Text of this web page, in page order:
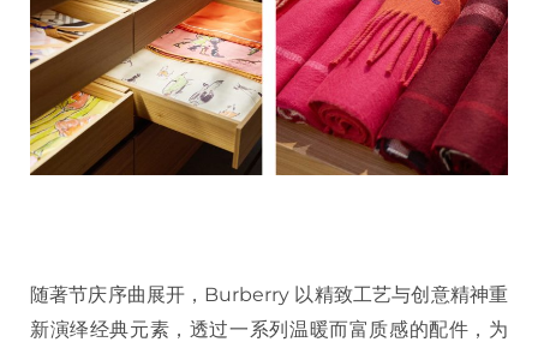
随著节庆序曲展开，Burberry 以精致工艺与创意精神重
新演绎经典元素，透过一系列温暖而富质感的配件，为